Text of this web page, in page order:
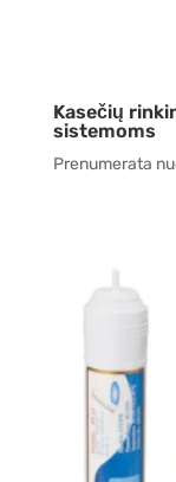
Kasečių
sistemoms
Prenumerata